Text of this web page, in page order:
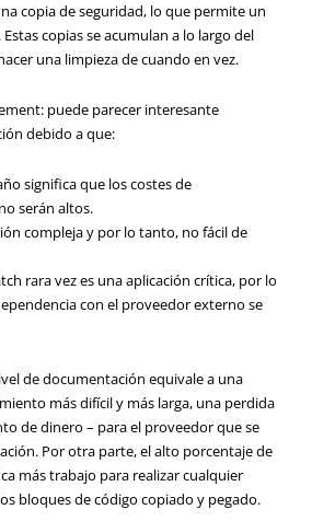
copia de seguridad, lo que permite un
copias se acumulan a lo largo del
una limpieza de cuando en vez.
puede parecer interesante
debido a que:
significa que los costes de
serán altos.
compleja y por lo tanto, no fácil de
rara vez es una aplicación crítica, por lo
con el proveedor externo se
de documentación equivale a una
más difícil y más larga, una perdida
de dinero – para el proveedor que se
Por otra parte, el alto porcentaje de
más trabajo para realizar cualquier
bloques de código copiado y pegado.